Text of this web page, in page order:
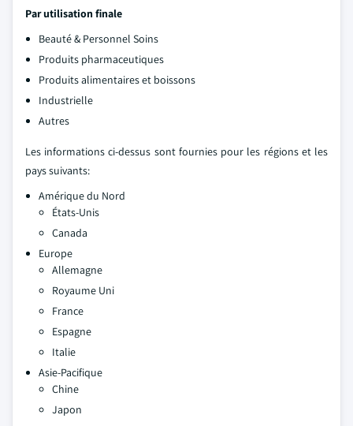
Par utilisation finale
Beauté & Personnel Soins
Produits pharmaceutiques
Produits alimentaires et boissons
Industrielle
Autres
Les informations ci-dessus sont fournies pour les régions et les
pays suivants:
Amérique du Nord
États-Unis
Canada
Europe
Allemagne
Royaume Uni
France
Espagne
Italie
Asie-Pacifique
Chine
Japon